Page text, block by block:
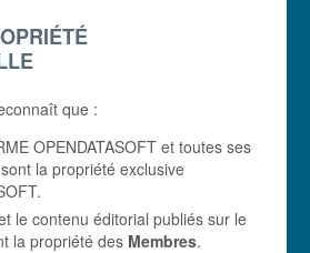
que :
OPENDATASOFT et toutes ses
la propriété exclusive
le contenu éditorial publiés sur le
la propriété des Membres.